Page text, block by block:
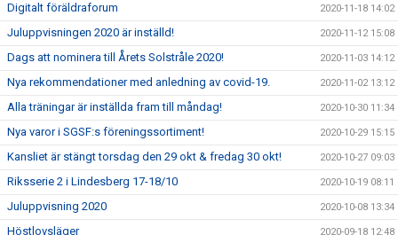
Digitalt föräldraforum 2020-11-18 14:02
Juluppvisningen 2020 är inställd! 2020-11-12 15:08
Dags att nominera till Årets Solstråle 2020! 2020-11-03 14:12
Nya rekommendationer med anledning av covid-19. 2020-11-02 13:12
Alla träningar är inställda fram till måndag! 2020-10-30 11:34
Nya varor i SGSF:s föreningssortiment! 2020-10-29 15:15
Kansliet är stängt torsdag den 29 okt & fredag 30 okt! 2020-10-27 09:03
Riksserie 2 i Lindesberg 17-18/10 2020-10-19 08:11
Juluppvisning 2020 2020-10-08 13:34
Höstlovsläger 2020-09-18 12:48